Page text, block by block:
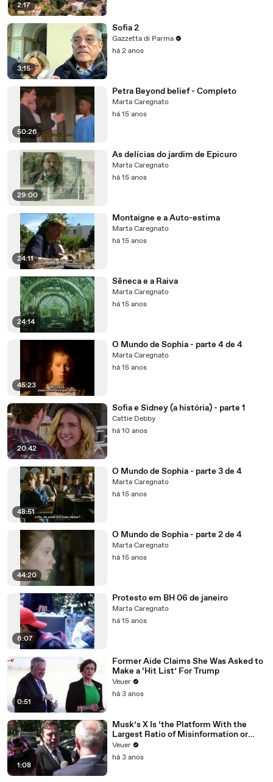
2:17
3:15
Sofia 2
Gazzetta di Parma
há 2 anos
50:26
Petra Beyond belief - Completo
Marta Caregnato
há 15 anos
29:00
As delícias do jardim de Epicuro
Marta Caregnato
há 15 anos
24:11
Montaigne e a Auto-estima
Marta Caregnato
há 15 anos
24:14
Sêneca e a Raiva
Marta Caregnato
há 15 anos
45:23
O Mundo de Sophia - parte 4 de 4
Marta Caregnato
há 15 anos
20:42
Sofia e Sidney (a história) - parte 1
Cattie Debby
há 10 anos
48:51
O Mundo de Sophia - parte 3 de 4
Marta Caregnato
há 15 anos
44:20
O Mundo de Sophia - parte 2 de 4
Marta Caregnato
há 15 anos
6:07
Protesto em BH 06 de janeiro
Marta Caregnato
há 15 anos
0:51
Former Aide Claims She Was Asked to
Make a ‘Hit List’ For Trump
Veuer
há 3 anos
1:08
Musk’s X Is ‘the Platform With the
Largest Ratio of Misinformation or
Disinformation’ Amongst All Social
Media Platforms
Veuer
há 3 anos